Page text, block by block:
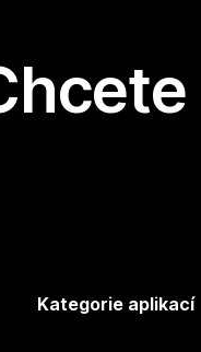
Kategorie aplikací